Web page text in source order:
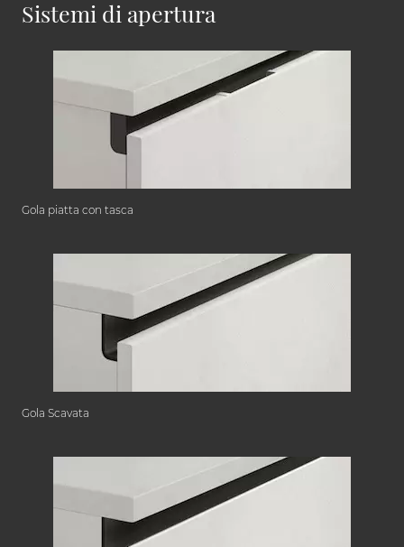
Sistemi di apertura
Gola piatta con tasca
Gola Scavata